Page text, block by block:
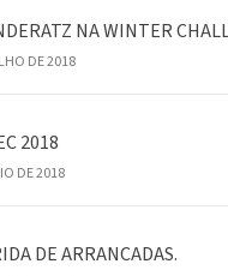
NA WINTER
DE 2018
2018
DE 2018
DE ARRANCADAS.